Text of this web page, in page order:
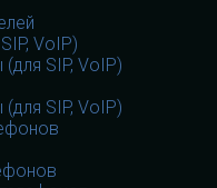
VoIP)
SIP, VoIP)
SIP, VoIP)